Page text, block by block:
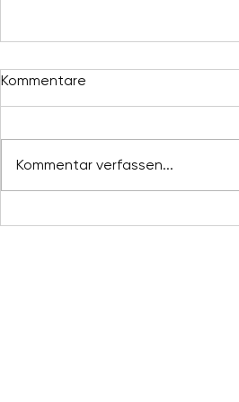
Kommentare
Kommentar verfassen...